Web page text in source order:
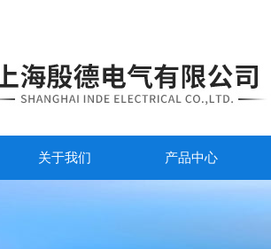
关于我们 产品中心